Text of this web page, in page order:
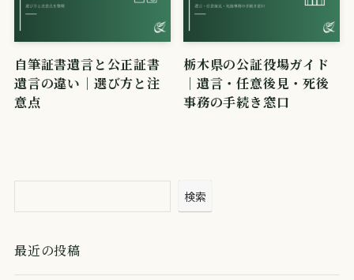
自筆証書遺言と公正証書
遺言の違い｜選び方と注
意点
栃木県の公証役場ガイド
｜遺言・任意後見・死後
事務の手続き窓口
検索
最近の投稿